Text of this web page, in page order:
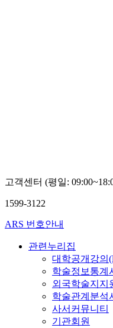
고객센터 (평일:
1599-3122
ARS 번호안내
관련누리집
대학공개강의
학술정보통계
외국학술지지
학술관계분석
사서커뮤니티
기관회원